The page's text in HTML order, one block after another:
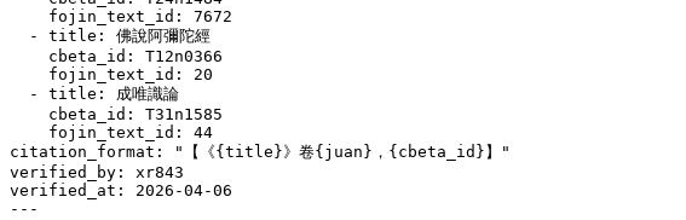
    fojin_text_id: 7672
  - title: 佛說阿彌陀經
    cbeta_id: T12n0366
    fojin_text_id: 20
  - title: 成唯識論
    cbeta_id: T31n1585
    fojin_text_id: 44
citation_format: "【《{title}》卷{juan}，{cbeta_id}】"
verified_by: xr843
verified_at: 2026-04-06
---